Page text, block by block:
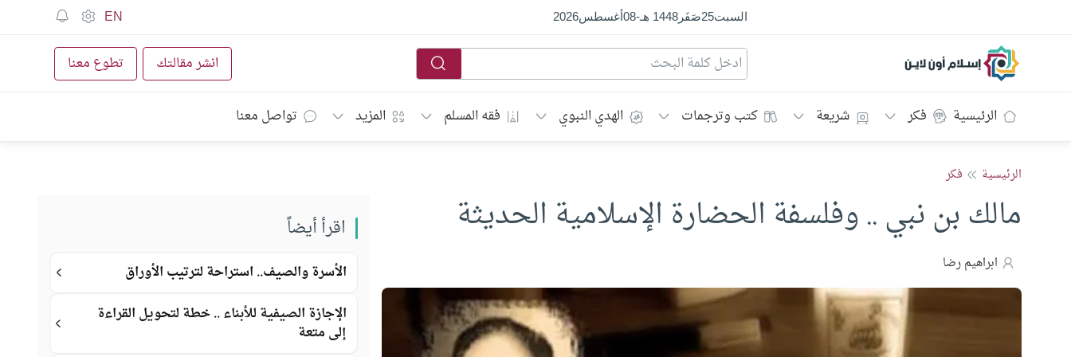
السبت25صَفَر1448 هـ -
08أغسطس2026
EN
إسلام أون لاين انشر مقالتك تطوع معنا
الرئيسية فكر شريعة كتب وترجمات الهدي النبوي فقه المسلم المزيد تواصل معنا
الرئيسية فكر
مالك بن نبي .. وفلسفة الحضارة الإسلامية الحديثة
ابراهيم رضا
اقرأ أيضاً
الأسرة والصيف.. استراحة لترتيب الأوراق
الإجازة الصيفية للأبناء .. خطة لتحويل القراءة
إلى متعة